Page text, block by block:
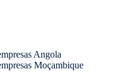
Angola
Moçambique